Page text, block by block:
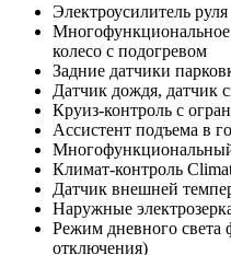
Электроусилитель руля
Многофункциональное
колесо с подогревом
Задние датчики
Датчик дождя, датчик
Круиз-контроль с
Ассистент подъема в
Климат-контроль
Датчик внешней
Наружные
Режим дневного света
отключения)